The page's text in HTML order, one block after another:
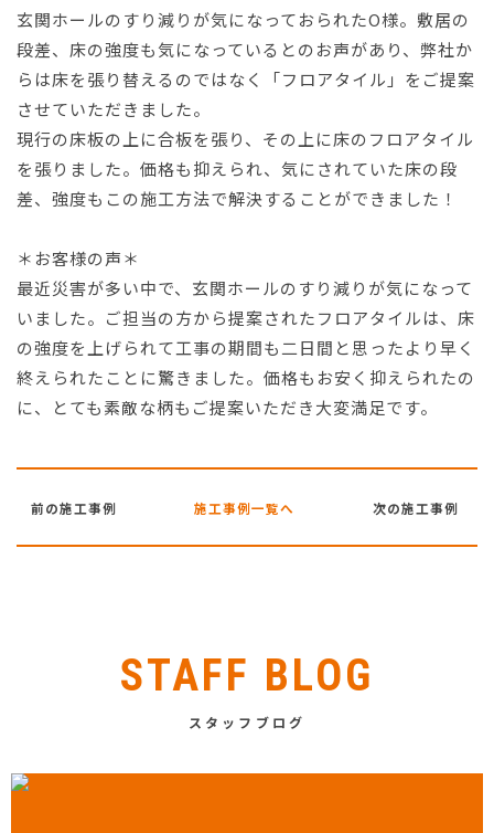
玄関ホールのすり減りが気になっておられたO様。敷居の
段差、床の強度も気になっているとのお声があり、弊社か
らは床を張り替えるのではなく「フロアタイル」をご提案
させていただきました。
現行の床板の上に合板を張り、その上に床のフロアタイル
を張りました。価格も抑えられ、気にされていた床の段
差、強度もこの施工方法で解決することができました！
＊お客様の声＊
最近災害が多い中で、玄関ホールのすり減りが気になって
いました。ご担当の方から提案されたフロアタイルは、床
の強度を上げられて工事の期間も二日間と思ったより早く
終えられたことに驚きました。価格もお安く抑えられたの
に、とても素敵な柄もご提案いただき大変満足です。
前の施工事例 施工事例一覧へ 次の施工事例
STAFF BLOG
スタッフブログ